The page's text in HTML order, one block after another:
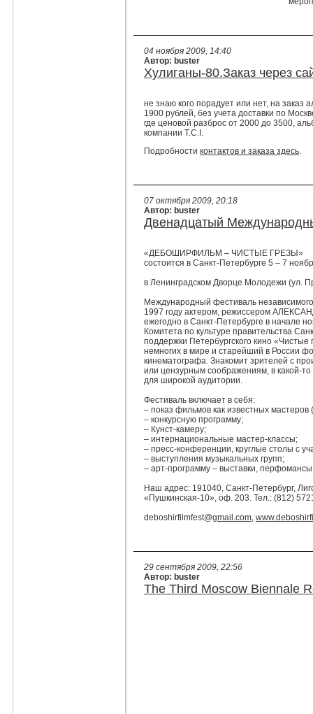
04 ноября 2009, 14:40
Автор: buster
Хулиганы-80.Заказ через
не знаю кого порадует или нет, на заказ
1900 рублей, без учета доставки по
где ценовой разброс от 2000 до 3500,
компании T.C.I.
Подробности контактов и заказа здесь.
07 октября 2009, 20:18
Автор: buster
Двенадцатый
«ДЕБОШИРФИЛЬМ – ЧИСТЫЕ ГРЕЗЫ»
состоится в Санкт-Петербурге 5 – 7
в Ленинградском Дворце Молодежи (ул.
Международный фестиваль
1997 году актером, режиссером
ежегодно в Санкт-Петербурге в начале
Комитета по культуре правительства
поддержки Петербургского кино
немногих в мире и старейший в России
кинематографа. Знакомит зрителей с
или цензурным соображениям, в какой-
для широкой аудитории.
Фестиваль включает в себя:
– показ фильмов как известных
– конкурсную программу;
– Кунст-камеру;
– интернациональные мастер-классы;
– пресс-конференции, круглые столы с
– выступления музыкальных групп;
– арт-программу – выставки,
Наш адрес: 191040, Санкт-Петербург,
«Пушкинская-10», оф. 203. Тел.: (812)
deboshirfilmfest@gmail.com,
29 сентября 2009, 22:56
Автор: buster
The Third Moscow Biennale